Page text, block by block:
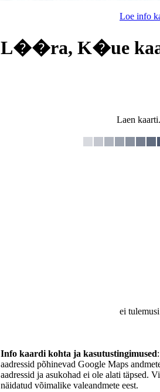
Loe info
L��ra, K�ue
Laen
ei
Info kaardi kohta ja kasutustingimused
aadressid põhinevad Google Maps
aadressid ja asukohad ei ole alati täpsed.
näidatud võimalike valeandmete eest.